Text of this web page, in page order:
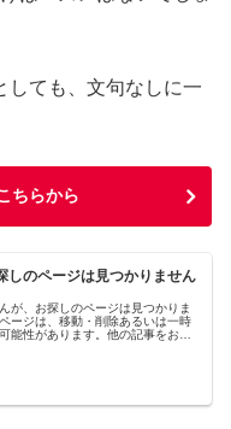
しても、文句なしに一
ちらから
しのページは見つかりません
が、お探しのページは見つかりま
ージは、移動・削除あるいは一時
能性があります。他の記事をお探